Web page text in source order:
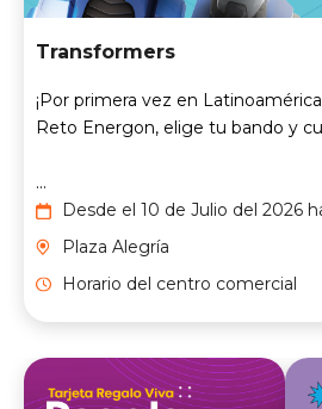
Transformers
¡Por primera vez en
Reto Energon​, elige tu bando y
...
Desde el 10 de Julio del 2026
del 2026
Plaza Alegría
Horario del centro comercial